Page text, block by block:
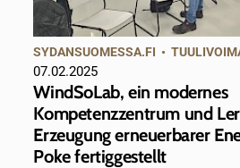
SYDANSUOMESSA.FI •
07.02.2025
WindSoLab, ein modernes
Kompetenzzentrum und
Erzeugung erneuerbarer
Poke fertiggestellt